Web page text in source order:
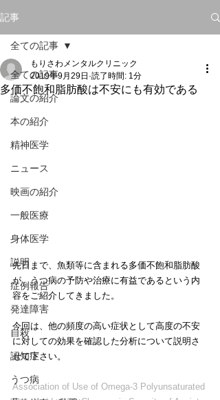
記事
全ての記事
論文の紹介
本の紹介
精神医学
ニュース
映画の紹介
一般医療
身体医学
説明
症例報告
発達障害
自殺
認知症
うつ病
全ての記事
多価不飽和脂肪酸は不安にも有効である
もりさわメンタルクリニック
2019年9月29日 読了時間: 1分
先日まで、魚類等に含まれる多価不飽和脂肪酸
が、うつ病の予防や治療に有益であるという内
容をご紹介してきました。
今回は、他の頻度の高い症状として高度の不安
に対しての効果を確認した分析について説明さ
せて下さい。
Association of Use of Omega-3 Polyunsaturated